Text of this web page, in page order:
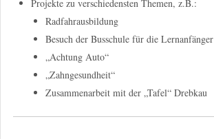
Projekte zu verschiedensten Themen, z.B.:
Radfahrausbildung
Besuch der Busschule für die Lernanfänger
„Achtung Auto“
„Zahngesundheit“
Zusammenarbeit mit der „Tafel“ Drebkau